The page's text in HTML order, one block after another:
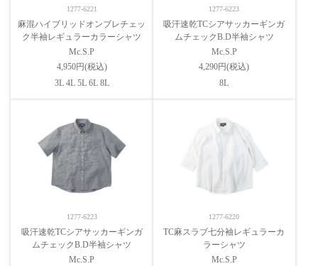
1277-6221
麻混ハイブリッドオンブレチェッ
ク半袖レギュラーカラーシャツ
Mc.S.P
4,950円(税込)
3L 4L 5L 6L 8L
1277-6223
吸汗速乾TCシアサッカーギンガ
ムチェックB.D半袖シャツ
Mc.S.P
4,290円(税込)
8L
1277-6223
吸汗速乾TCシアサッカーギンガ
ムチェックB.D半袖シャツ
Mc.S.P
1277-6220
TC麻スラブ七分袖レギュラーカ
ラーシャツ
Mc.S.P